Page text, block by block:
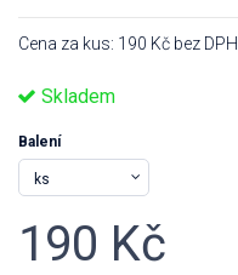
Cena za kus: 190 Kč bez DPH
Skladem
Balení
190 Kč